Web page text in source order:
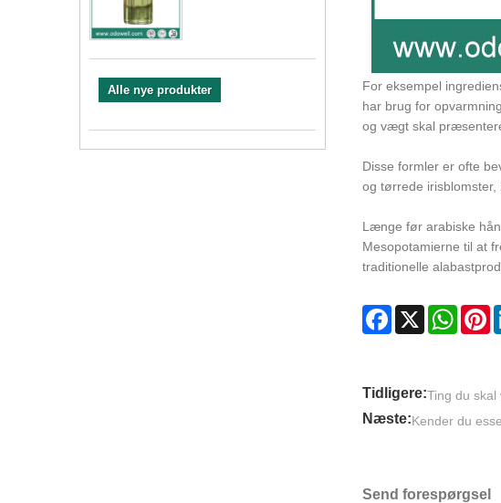
Alle nye produkter
For eksempel
har brug for
og vægt skal
Disse formler er ofte
og tørrede irisblomster,
Længe før arabiske
Mesopotamierne til at
traditionelle
Facebook
X
Tidligere:Ting du
Næste:Kender du
Send forespørgsel